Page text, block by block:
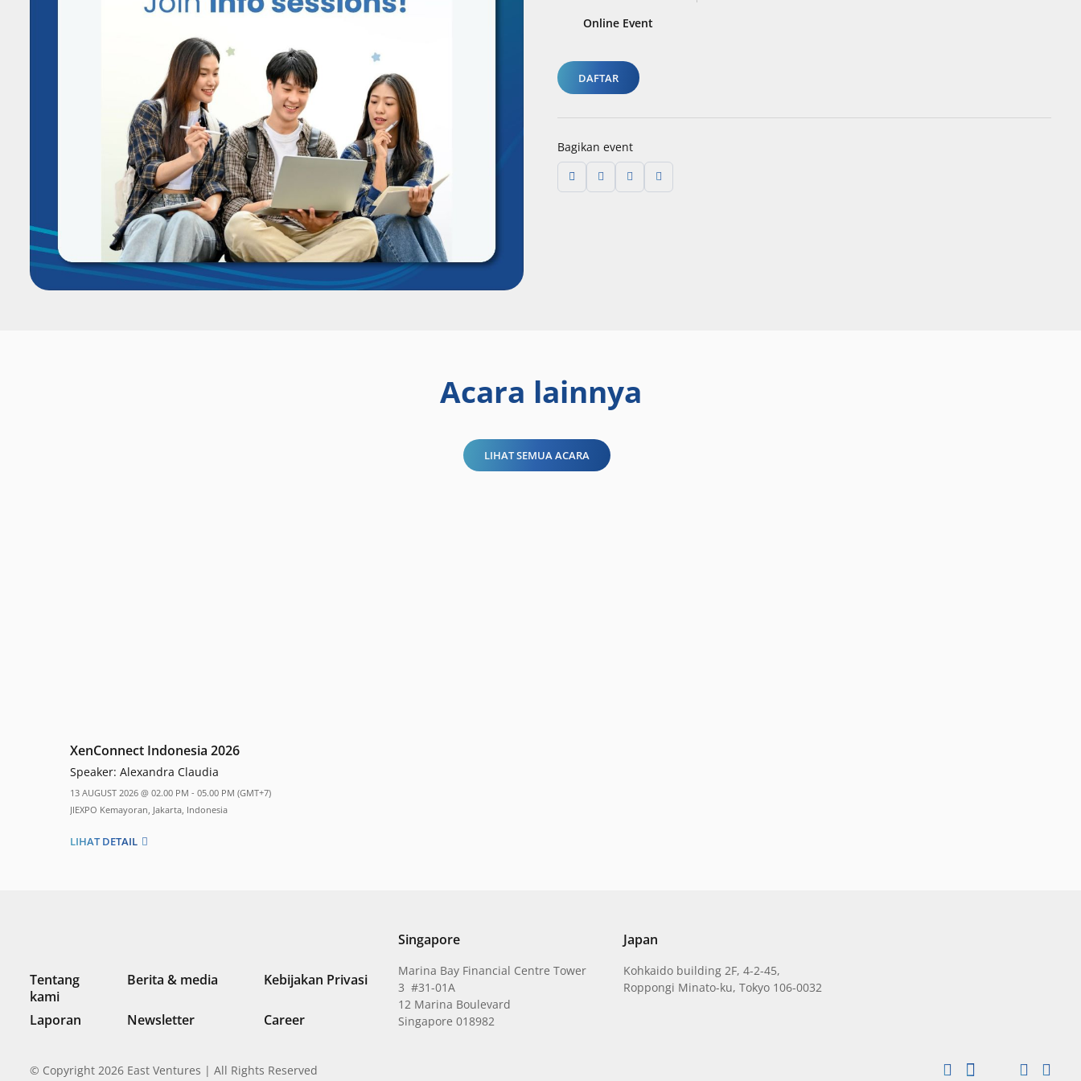
Online Event
DAFTAR
Bagikan event
Acara lainnya
LIHAT SEMUA ACARA
XenConnect Indonesia 2026
Speaker: Alexandra Claudia
13 AUGUST 2026 @ 02.00 PM - 05.00 PM (GMT+7)
JIEXPO Kemayoran, Jakarta, Indonesia
LIHAT DETAIL
Tentang
kami
Berita & media Kebijakan Privasi
Laporan Newsletter Career
Singapore
Marina Bay Financial Centre Tower
3 #31-01A
12 Marina Boulevard
Singapore 018982
Japan
Kohkaido building 2F, 4-2-45,
Roppongi Minato-ku, Tokyo 106-0032
© Copyright 2026 East Ventures | All Rights Reserved